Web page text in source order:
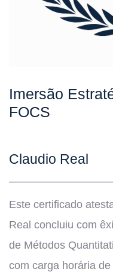
Imersão
FOCS
Claudio Real
Este certificado
Real concluiu com
de Métodos
com carga horária